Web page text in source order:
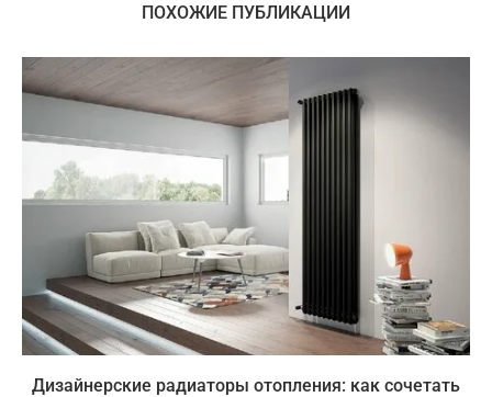
ПОХОЖИЕ ПУБЛИКАЦИИ
Дизайнерские радиаторы отопления: как сочетать